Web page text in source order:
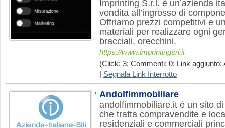
Imprinting S.r.l. è un’azienda
vendita all’ingrosso di
Offriamo prezzi competitivi e
materiali per realizzare ogni
bracciali, orecchini.
https://www.imprintingsrl.it
(Click: 3; Commenti: 0; Link aggiunto:
Segnala Link Interrotto
Andolfimmobiliare
andolfimmobiliare.it è un sito
che tratta compravendite e
residenziali e commerciali